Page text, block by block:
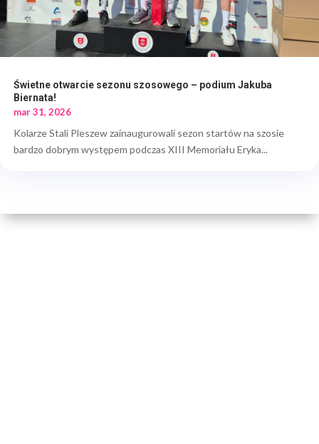
Świetne otwarcie sezonu szosowego – podium Jakuba
Biernata!
mar 31, 2026
Kolarze Stali Pleszew zainaugurowali sezon startów na szosie
bardzo dobrym występem podczas XIII Memoriału Eryka...